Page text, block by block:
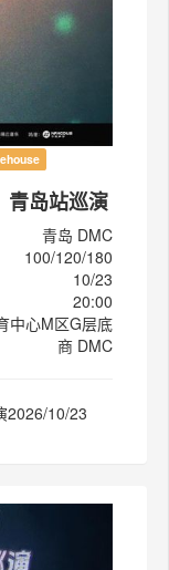
青岛站巡演
青岛 DMC
100/120/180
10/23
20:00
中心M区G层底
商 DMC
2026/10/23